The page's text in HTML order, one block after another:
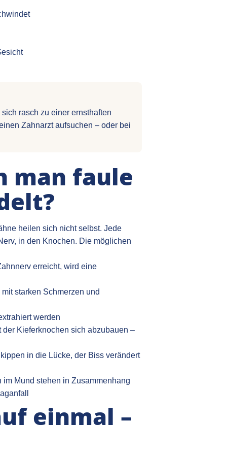
rasch zu einer ernsthaften
Zahnarzt aufsuchen – oder bei
man faule
heilen sich nicht selbst. Jede
in den Knochen. Die möglichen
erreicht, wird eine
starken Schmerzen und
werden
Kieferknochen sich abzubauen –
in die Lücke, der Biss verändert
Mund stehen in Zusammenhang
einmal –